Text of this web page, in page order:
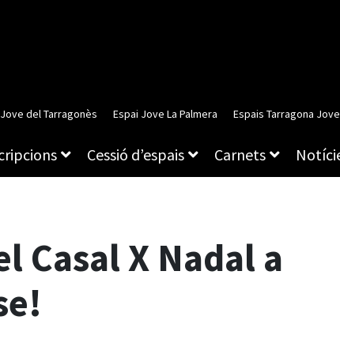
del Tarragonès Espai Jove La Palmera Espais Tarragona Jove
Cessió d’espais Carnets
Casal X Nadal a